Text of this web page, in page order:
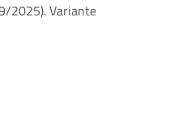
2025). Variante